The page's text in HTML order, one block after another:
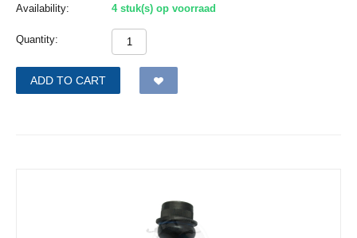
Availability:
4 stuk(s) op voorraad
Quantity:
ADD TO CART